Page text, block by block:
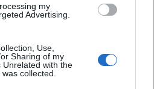
my
Advertising.
Use,
Sharing of my
Unrelated with the
collected.
ale powinni odstawić.